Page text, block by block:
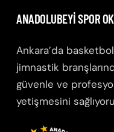
ANADOLUBEYI SPOR
Ankara’da
jimnastik
güvenle ve
yetişmesini